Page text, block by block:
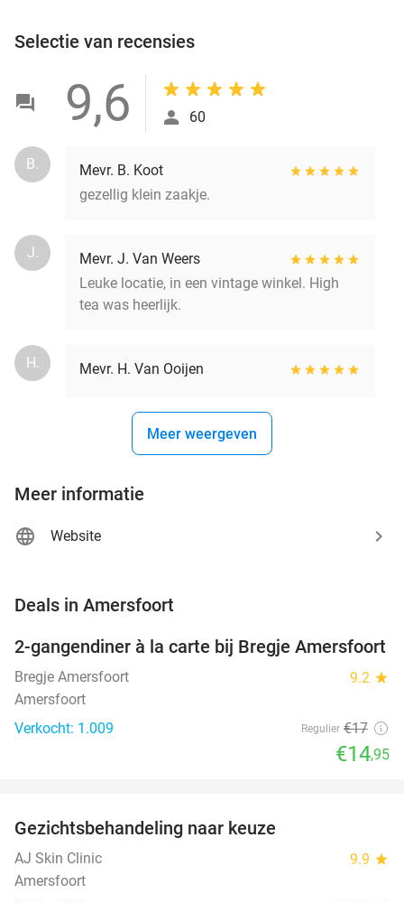
Selectie van recensies
9,6 60
B.
Mevr. B. Koot
gezellig klein zaakje.
J.
Mevr. J. Van Weers
Leuke locatie, in een vintage winkel. High
tea was heerlijk.
H. Mevr. H. Van Ooijen
Meer weergeven
Meer informatie
Website
Deals in Amersfoort
12%
2-gangendiner à la carte bij Bregje Amersfoort
Bregje Amersfoort 9.2 star
Amersfoort
Verkocht: 1.009
Regulier €17
€14,95
TODAY
Gezichtsbehandeling naar keuze
AJ Skin Clinic 9.9 star
Amersfoort